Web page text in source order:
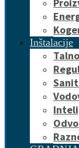
Inštalacije